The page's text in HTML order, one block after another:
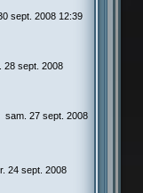
sept. 2008 12:39
28 sept. 2008
sam. 27 sept. 2008
24 sept. 2008